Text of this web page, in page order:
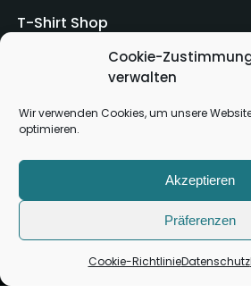
Cookie-
verwalten
Wir verwenden Cookies, um unsere
optimieren.
Akzeptieren
Präferenzen
Cookie-RichtlinieDatenschutz
T-Shirt Shop
Impressum